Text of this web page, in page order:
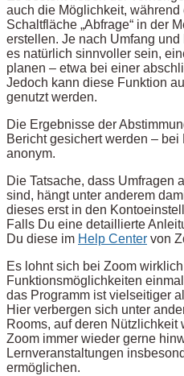
auch die Möglichkeit,
Schaltfläche „Abfrage“ in der
erstellen. Je nach Umfang
es natürlich sinnvoller sein,
planen – etwa bei einer
Jedoch kann diese Funktion
genutzt werden.
Die Ergebnisse der
Bericht gesichert werden –
anonym.
Die Tatsache, dass Umfragen
sind, hängt unter anderem
dieses erst in den
Falls Du eine detaillierte
Du diese im Help Center von
Es lohnt sich bei Zoom
Funktionsmöglichkeiten
das Programm ist vielseitiger
Hier verbergen sich unter
Rooms, auf deren Nützlichkeit
Zoom immer wieder gerne
Lernveranstaltungen
ermöglichen.